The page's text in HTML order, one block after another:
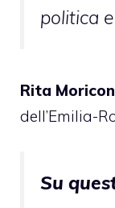
politica
Rita
dell’Emilia-
Su